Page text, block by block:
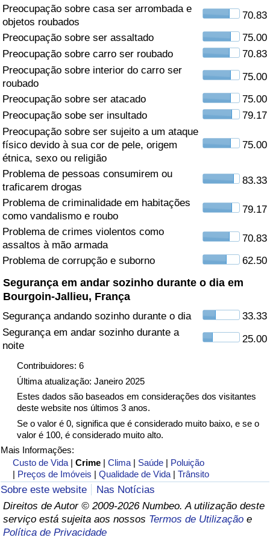
Preocupação sobre casa ser arrombada e
objetos roubados
70.83
Preocupação sobre ser assaltado
75.00
Preocupação sobre carro ser roubado
70.83
Preocupação sobre interior do carro ser
roubado
75.00
Preocupação sobre ser atacado
75.00
Preocupação sobe ser insultado
79.17
Preocupação sobre ser sujeito a um ataque
físico devido à sua cor de pele, origem
étnica, sexo ou religião
75.00
Problema de pessoas consumirem ou
traficarem drogas
83.33
Problema de criminalidade em habitações
como vandalismo e roubo
79.17
Problema de crimes violentos como
assaltos à mão armada
70.83
Problema de corrupção e suborno
62.50
Segurança em andar sozinho durante o dia em
Bourgoin-Jallieu, França
Segurança andando sozinho durante o dia
33.33
Segurança em andar sozinho durante a
noite
25.00
Contribuidores: 6
Última atualização: Janeiro 2025
Estes dados são baseados em considerações dos visitantes
deste website nos últimos 3 anos.
Se o valor é 0, significa que é considerado muito baixo, e se o
valor é 100, é considerado muito alto.
Mais Informações:
Custo de Vida |Crime |Clima | Saúde | Poluição
| Preços de Imóveis |Qualidade de Vida |Trânsito
Sobre este website
Nas Notícias
Direitos de Autor © 2009-2026 Numbeo. A utilização deste
serviço está sujeita aos nossos Termos de Utilização e
Política de Privacidade
Saúde
Indicador de Saúde (Atual)
Indicador de Saúde
Indicador de Saúde por País
Poluição
Indicador de Poluição (Atual)
Índice de poluição
Indicador de Poluição por País
Trânsito
Indicador de Trânsito
Indicador de Trânsito (Atual)
Indicador de Trânsito por País